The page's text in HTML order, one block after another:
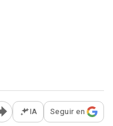
Abrir opciones para
IA Seguir en